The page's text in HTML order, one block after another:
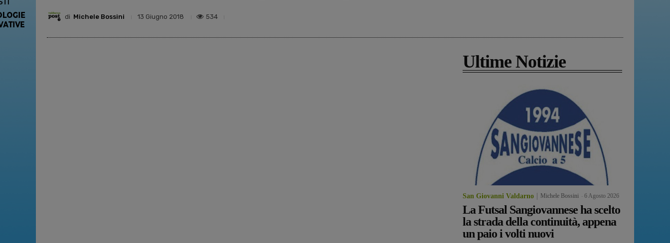
di Michele Bossini 13 Giugno 2018 534
Ultime Notizie
San Giovanni Valdarno Michele Bossini 6 Agosto 2026
La Futsal Sangiovannese ha scelto
la strada della continuità, appena
un paio i volti nuovi